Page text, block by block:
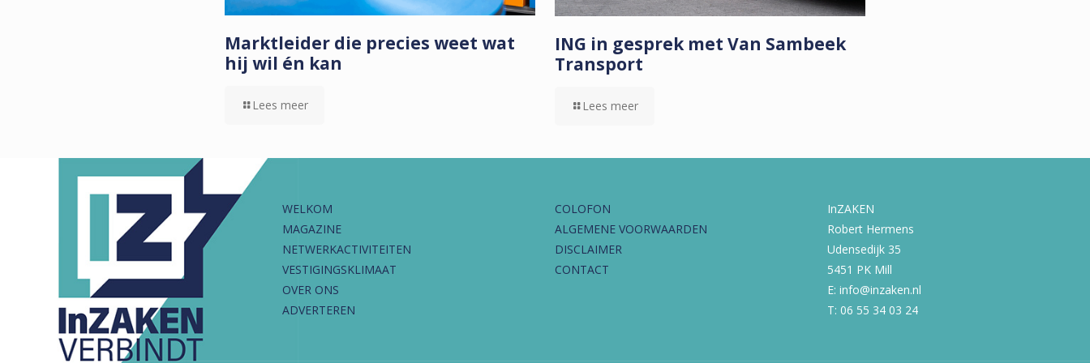
Marktleider die precies weet wat
hij wil én kan
Lees meer
ING in gesprek met Van Sambeek
Transport
Lees meer
WELKOM
MAGAZINE
NETWERKACTIVITEITEN
VESTIGINGSKLIMAAT
OVER ONS
ADVERTEREN
COLOFON
ALGEMENE VOORWAARDEN
DISCLAIMER
CONTACT
InZAKEN
Robert Hermens
Udensedijk 35
5451 PK Mill
E: info@inzaken.nl
T: 06 55 34 03 24